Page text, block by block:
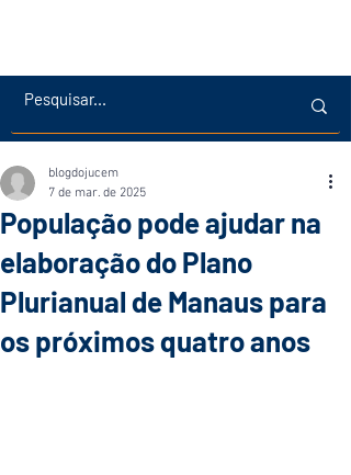
População pode ajudar na
elaboração do Plano
Plurianual de Manaus para
os próximos quatro anos
blogdojucem
7 de mar. de 2025